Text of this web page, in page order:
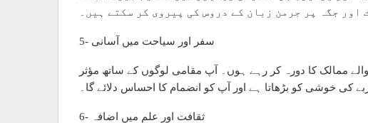
جگہ پر جرمن زبان کے دروس کی پیروی کر سکتے ہیں۔
5- سفر اور سیاحت میں آسانی
ممالک کا دورہ کر رہے ہوں۔ آپ مقامی لوگوں کے ساتھ مؤثر
خوشی کو بڑھاتا ہے اور آپ کو انضمام کا احساس دلائے گا۔
6- ثقافت اور علم میں اضافہ